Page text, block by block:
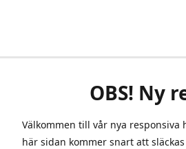
OBS! Ny
Välkommen till vår nya
här sidan kommer snart att